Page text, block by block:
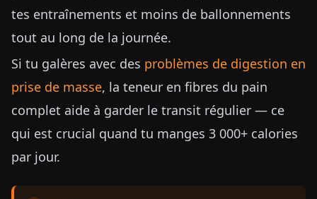
tes entraînements et moins de ballonnements
tout au long de la journée.
Si tu galères avec des problèmes de digestion en
prise de masse, la teneur en fibres du pain
complet aide à garder le transit régulier — ce
qui est crucial quand tu manges 3 000+ calories
par jour.